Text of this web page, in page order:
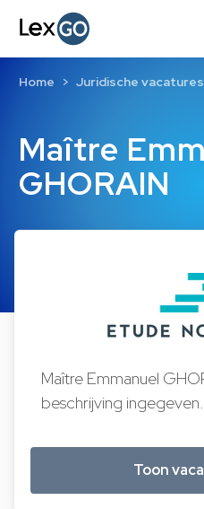
Maître
GHORAIN
Home Juridische vacatures
Maître Emmanuel
beschrijving ingegeven.
Toon